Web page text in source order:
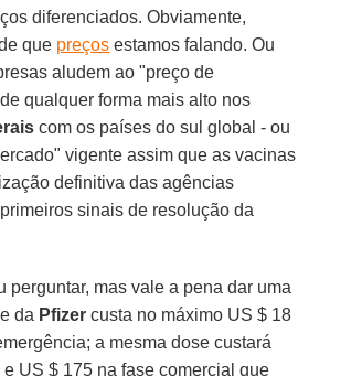
diferenciados. Obviamente,
que preços estamos falando. Ou
aludem ao "preço de
qualquer forma mais alto nos
com os países do sul global - ou
vigente assim que as vacinas
definitiva das agências
sinais de resolução da
perguntar, mas vale a pena dar uma
da Pfizer custa no máximo US $ 18
a mesma dose custará
US $ 175 na fase comercial que